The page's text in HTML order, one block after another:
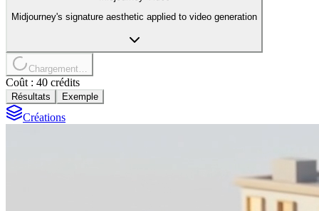
Midjourney's signature aesthetic applied to video generation
Chargement…
Coût : 40 crédits
Résultats Exemple
Créations